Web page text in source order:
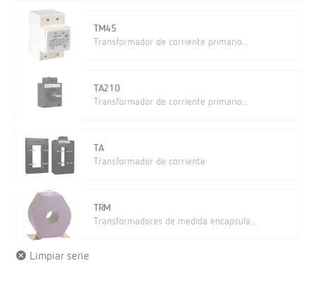
TM45
Transformador de corriente primario...
TA210
Transformador de corriente primario...
TA
Transformador de corriente
TRM
Transformadores de medida encapsula...
Limpiar serie